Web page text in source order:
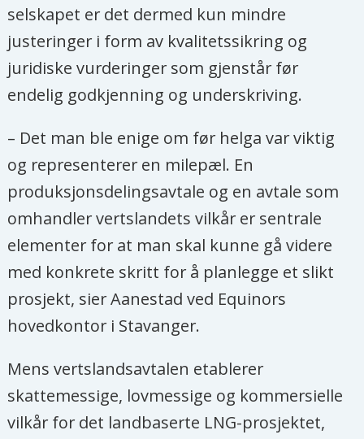
selskapet er det dermed kun mindre
justeringer i form av kvalitetssikring og
juridiske vurderinger som gjenstår før
endelig godkjenning og underskriving.
– Det man ble enige om før helga var viktig
og representerer en milepæl. En
produksjonsdelingsavtale og en avtale som
omhandler vertslandets vilkår er sentrale
elementer for at man skal kunne gå videre
med konkrete skritt for å planlegge et slikt
prosjekt, sier Aanestad ved Equinors
hovedkontor i Stavanger.
Mens vertslandsavtalen etablerer
skattemessige, lovmessige og kommersielle
vilkår for det landbaserte LNG-prosjektet,